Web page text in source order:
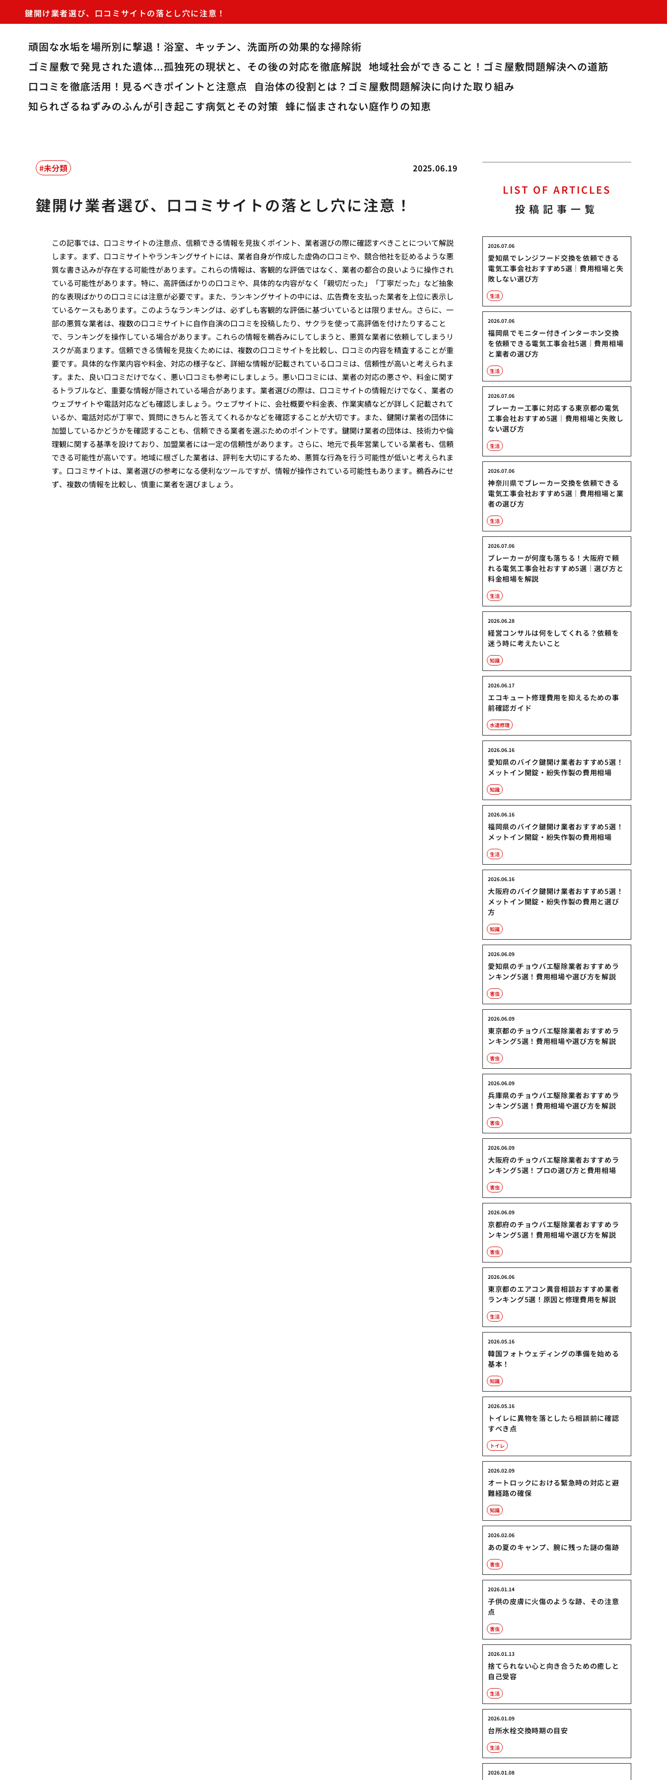
鍵開け業者選び、口コミサイトの落とし穴に注意！
頑固な水垢を場所別に撃退！浴室、キッチン、洗面所の効果的な掃除術
ゴミ屋敷で発見された遺体…孤独死の現状と、その後の対応を徹底解説 地域社会ができること！ゴミ屋敷問題解決への道筋
口コミを徹底活用！見るべきポイントと注意点
自治体の役割とは？ゴミ屋敷問題解決に向けた取り組み
知られざるねずみのふんが引き起こす病気とその対策 蜂に悩まされない庭作りの知恵
2025.06.19
未分類
鍵開け業者選び、口コミサイトの落とし穴に注意！
この記事では、口コミサイトの注意点、信頼できる情報を見抜くポイント、業者選びの際に確認すべきことについて解説
します。まず、口コミサイトやランキングサイトには、業者自身が作成した虚偽の口コミや、競合他社を貶めるような悪
質な書き込みが存在する可能性があります。これらの情報は、客観的な評価ではなく、業者の都合の良いように操作され
ている可能性があります。特に、高評価ばかりの口コミや、具体的な内容がなく「親切だった」「丁寧だった」など抽象
的な表現ばかりの口コミには注意が必要です。また、ランキングサイトの中には、広告費を支払った業者を上位に表示し
ているケースもあります。このようなランキングは、必ずしも客観的な評価に基づいているとは限りません。さらに、一
部の悪質な業者は、複数の口コミサイトに自作自演の口コミを投稿したり、サクラを使って高評価を付けたりすること
で、ランキングを操作している場合があります。これらの情報を鵜呑みにしてしまうと、悪質な業者に依頼してしまうリ
スクが高まります。信頼できる情報を見抜くためには、複数の口コミサイトを比較し、口コミの内容を精査することが重
要です。具体的な作業内容や料金、対応の様子など、詳細な情報が記載されている口コミは、信頼性が高いと考えられま
す。また、良い口コミだけでなく、悪い口コミも参考にしましょう。悪い口コミには、業者の対応の悪さや、料金に関す
るトラブルなど、重要な情報が隠されている場合があります。業者選びの際は、口コミサイトの情報だけでなく、業者の
ウェブサイトや電話対応なども確認しましょう。ウェブサイトに、会社概要や料金表、作業実績などが詳しく記載されて
いるか、電話対応が丁寧で、質問にきちんと答えてくれるかなどを確認することが大切です。また、鍵開け業者の団体に
加盟しているかどうかを確認することも、信頼できる業者を選ぶためのポイントです。鍵開け業者の団体は、技術力や倫
理観に関する基準を設けており、加盟業者には一定の信頼性があります。さらに、地元で長年営業している業者も、信頼
できる可能性が高いです。地域に根ざした業者は、評判を大切にするため、悪質な行為を行う可能性が低いと考えられま
す。口コミサイトは、業者選びの参考になる便利なツールですが、情報が操作されている可能性もあります。鵜呑みにせ
ず、複数の情報を比較し、慎重に業者を選びましょう。
LIST OF ARTICLES
投稿記事一覧
愛知県でレンジフード交換を依頼できる
電気工事会社おすすめ5選｜費用相場と失
敗しない選び方
2026.07.06
生活
福岡県でモニター付きインターホン交換
を依頼できる電気工事会社5選｜費用相場
と業者の選び方
2026.07.06
生活
ブレーカー工事に対応する東京都の電気
工事会社おすすめ5選｜費用相場と失敗し
ない選び方
2026.07.06
生活
神奈川県でブレーカー交換を依頼できる
電気工事会社おすすめ5選｜費用相場と業
者の選び方
2026.07.06
生活
ブレーカーが何度も落ちる！大阪府で頼
れる電気工事会社おすすめ5選｜選び方と
料金相場を解説
2026.07.06
生活
経営コンサルは何をしてくれる？依頼を
迷う時に考えたいこと
2026.06.28
知識
エコキュート修理費用を抑えるための事
前確認ガイド
2026.06.17
水道修理
愛知県のバイク鍵開け業者おすすめ5選！
メットイン開錠・紛失作製の費用相場
2026.06.16
知識
福岡県のバイク鍵開け業者おすすめ5選！
メットイン開錠・紛失作製の費用相場
2026.06.16
生活
大阪府のバイク鍵開け業者おすすめ5選！
メットイン開錠・紛失作製の費用と選び
方
2026.06.16
知識
愛知県のチョウバエ駆除業者おすすめラ
ンキング5選！費用相場や選び方を解説
2026.06.09
害虫
東京都のチョウバエ駆除業者おすすめラ
ンキング5選！費用相場や選び方を解説
2026.06.09
害虫
兵庫県のチョウバエ駆除業者おすすめラ
ンキング5選！費用相場や選び方を解説
2026.06.09
害虫
大阪府のチョウバエ駆除業者おすすめラ
ンキング5選！プロの選び方と費用相場
2026.06.09
害虫
京都府のチョウバエ駆除業者おすすめラ
ンキング5選！費用相場や選び方を解説
2026.06.09
害虫
東京都のエアコン異音相談おすすめ業者
ランキング5選！原因と修理費用を解説
2026.06.06
生活
韓国フォトウェディングの準備を始める
基本！
2026.05.16
知識
トイレに異物を落としたら相談前に確認
すべき点
2026.05.16
トイレ
オートロックにおける緊急時の対応と避
難経路の確保
2026.02.09
知識
あの夏のキャンプ、腕に残った謎の傷跡
2026.02.06
害虫
子供の皮膚に火傷のような跡、その注意
点
2026.01.14
害虫
捨てられない心と向き合うための癒しと
自己受容
2026.01.13
生活
台所水栓交換時期の目安
2026.01.09
生活
2026.01.08